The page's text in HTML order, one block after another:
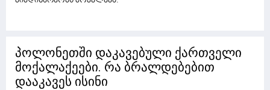
პოლონეთში დაკავებული ქართველი
მოქალაქეები. რა ბრალდებებით
დააკავეს ისინი